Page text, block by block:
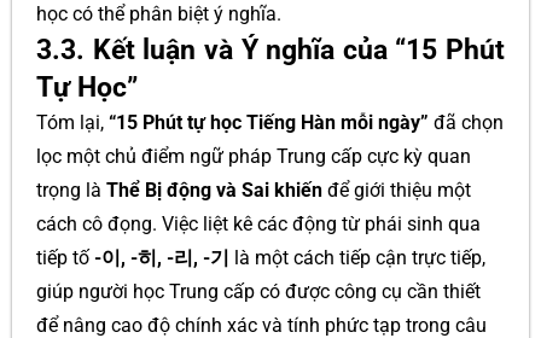
học có thể phân biệt ý nghĩa.
3.3. Kết luận và Ý nghĩa của “15 Phút
Tự Học”
Tóm lại, “15 Phút tự học Tiếng Hàn mỗi ngày” đã chọn
lọc một chủ điểm ngữ pháp Trung cấp cực kỳ quan
trọng là Thể Bị động và Sai khiến để giới thiệu một
cách cô đọng. Việc liệt kê các động từ phái sinh qua
tiếp tố-이, -히, -리, -기 là một cách tiếp cận trực tiếp,
giúp người học Trung cấp có được công cụ cần thiết
để nâng cao độ chính xác và tính phức tạp trong câu